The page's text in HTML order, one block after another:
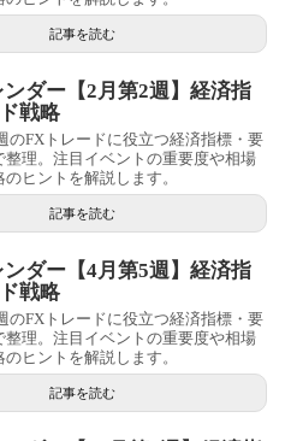
記事を読む
ダー【2月第2週】経済指
戦略
のFXトレードに役立つ経済指標・要
整理。注目イベントの重要度や相場
ヒントを解説します。
記事を読む
ダー【4月第5週】経済指
戦略
のFXトレードに役立つ経済指標・要
整理。注目イベントの重要度や相場
ヒントを解説します。
記事を読む